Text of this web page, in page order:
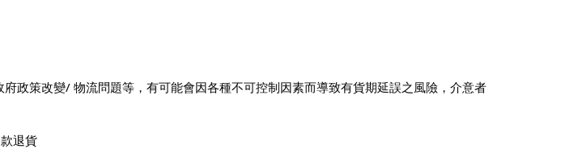
政策改變/ 物流問題等，有可能會因各種不可控制因素而導致有貨期延誤之風險，介意者
退貨